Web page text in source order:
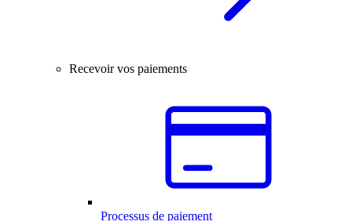
Recevoir vos paiements
Processus de paiement